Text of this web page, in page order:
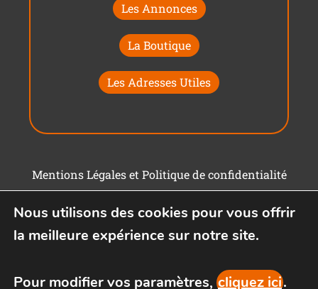
Les Annonces
La Boutique
Les Adresses Utiles
Mentions Légales et Politique de confidentialité
Nous utilisons des cookies pour vous offrir
la meilleure expérience sur notre site.
Pour modifier vos paramètres, cliquez ici.